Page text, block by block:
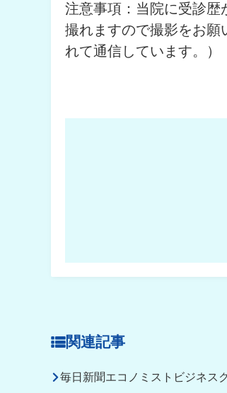
注意事項：当院に受診歴
撮れますので撮影をお願
れて通信しています。）
関連記事
毎日新聞エコノミストビジネス